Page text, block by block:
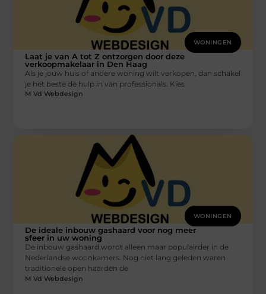
WONINGEN
Laat je van A tot Z ontzorgen door deze
verkoopmakelaar in Den Haag
Als je jouw huis of andere woning wilt verkopen, dan schakel
je het beste de hulp in van professionals. Kies
M Vd Webdesign
WONINGEN
De ideale inbouw gashaard voor nog meer
sfeer in uw woning
De inbouw gashaard wordt alleen maar populairder in de
Nederlandse woonkamers. Nog niet lang geleden waren
traditionele open haarden de
M Vd Webdesign